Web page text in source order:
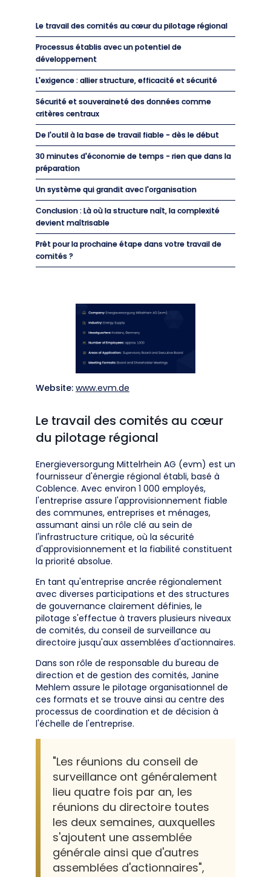
Le travail des comités au cœur du pilotage régional
Processus établis avec un potentiel de
développement
L'exigence : allier structure, efficacité et sécurité
Sécurité et souveraineté des données comme
critères centraux
De l'outil à la base de travail fiable - dès le début
30 minutes d'économie de temps - rien que dans la
préparation
Un système qui grandit avec l'organisation
Conclusion : Là où la structure naît, la complexité
devient maîtrisable
Prêt pour la prochaine étape dans votre travail de
comités ?
Website: www.evm.de
Le travail des comités au cœur
du pilotage régional
Energieversorgung Mittelrhein AG (evm) est un
fournisseur d'énergie régional établi, basé à
Coblence. Avec environ 1 000 employés,
l'entreprise assure l'approvisionnement fiable
des communes, entreprises et ménages,
assumant ainsi un rôle clé au sein de
l'infrastructure critique, où la sécurité
d'approvisionnement et la fiabilité constituent
la priorité absolue.
En tant qu'entreprise ancrée régionalement
avec diverses participations et des structures
de gouvernance clairement définies, le
pilotage s'effectue à travers plusieurs niveaux
de comités, du conseil de surveillance au
directoire jusqu'aux assemblées d'actionnaires.
Dans son rôle de responsable du bureau de
direction et de gestion des comités, Janine
Mehlem assure le pilotage organisationnel de
ces formats et se trouve ainsi au centre des
processus de coordination et de décision à
l'échelle de l'entreprise.
"Les réunions du conseil de
surveillance ont généralement
lieu quatre fois par an, les
réunions du directoire toutes
les deux semaines, auxquelles
s'ajoutent une assemblée
générale ainsi que d'autres
assemblées d'actionnaires",